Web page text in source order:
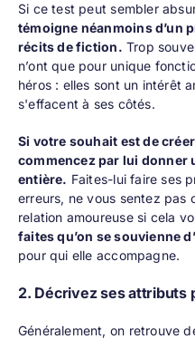
Si ce test peut sembler
témoigne néanmoins d’un
récits de fiction. Trop
n’ont que pour unique
héros : elles sont un intérêt
s'effacent à ses côtés.
Si votre souhait est de
commencez par lui donner
entière. Faites-lui faire ses
erreurs, ne vous sentez pas
relation amoureuse si cela
faites qu’on se souvienne
pour qui elle accompagne.
2. Décrivez ses attributs
Généralement, on retrouve